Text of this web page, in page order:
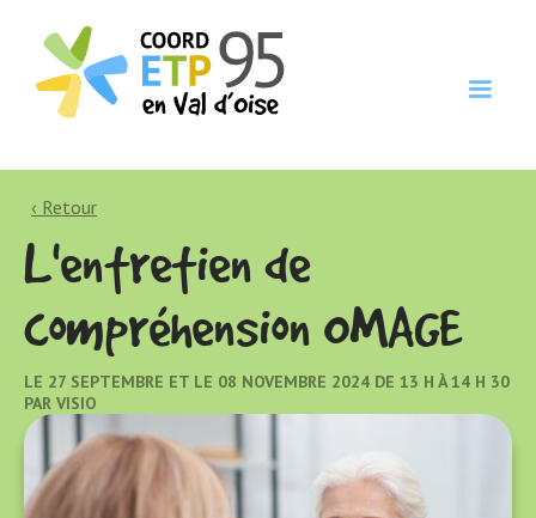
‹ Retour
L'entretien de
compréhension OMAGE
LE 27 SEPTEMBRE ET LE 08 NOVEMBRE 2024 DE 13 H À 14 H 30
PAR VISIO